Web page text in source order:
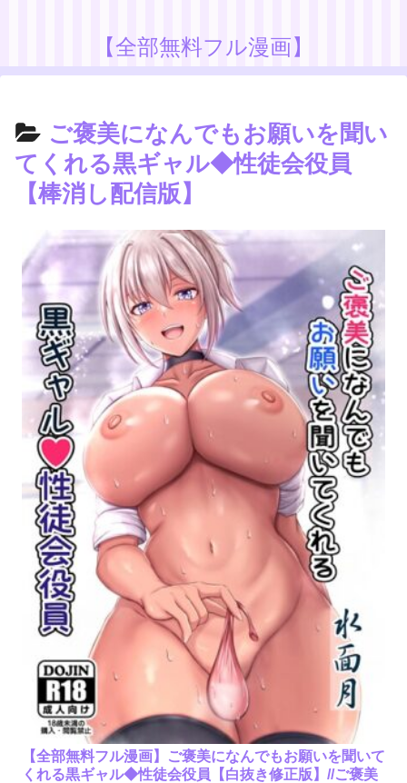
【全部無料フル漫画】
ご褒美になんでもお願いを聞い
てくれる黒ギャル◆性徒会役員
【棒消し配信版】
【全部無料フル漫画】ご褒美になんでもお願いを聞いて
くれる黒ギャル◆性徒会役員【白抜き修正版】//ご褒美